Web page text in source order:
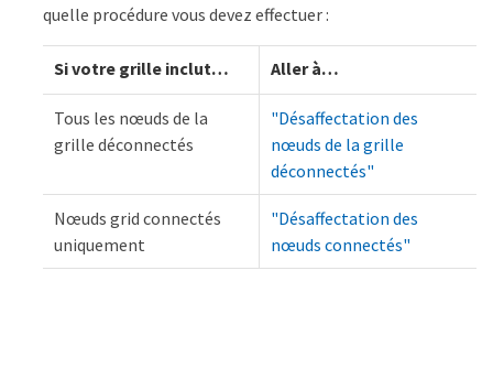
quelle procédure vous devez effectuer :
Si votre grille inclut…​ Aller à…​
Tous les nœuds de la
grille déconnectés
"Désaffectation des
nœuds de la grille
déconnectés"
Nœuds grid connectés
uniquement
"Désaffectation des
nœuds connectés"